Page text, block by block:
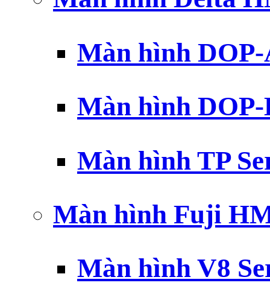
Màn hình DOP-
Màn hình DOP-
Màn hình TP
Màn hình Fuji
Màn hình V8